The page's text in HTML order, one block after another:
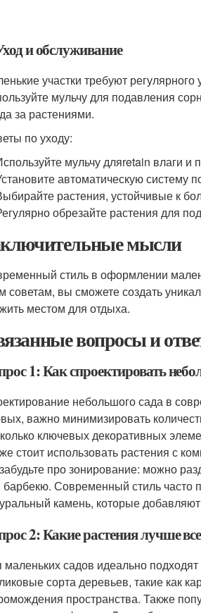
и обслуживание
участки требуют
мульчу для подавления
за растениями.
по уходу:
мульчу дляretain влаги и
автоматическую систему
растения, устойчивые к
обрезайте растения для
мысли
стиль в оформлении
советам, вы сможете создать
местом для отдыха.
вопросы и
1: Как спроектировать
небольшого сада в
важно минимизировать
ключевых декоративных
стоит использовать растения с
про зонирование: можно
барбекю. Современный стиль часто
камень, которые
2: Какие растения лучше
маленьких садов идеально
сорта деревьев, такие как
пространства. Также